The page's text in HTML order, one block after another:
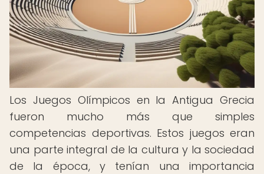
Los Juegos Olímpicos en la Antigua Grecia
fueron mucho más que simples
competencias deportivas. Estos juegos eran
una parte integral de la cultura y la sociedad
de la época, y tenían una importancia